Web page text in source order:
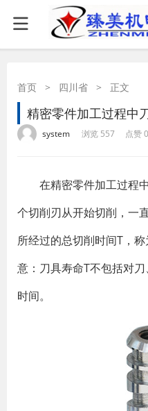
首页 > 四川省 > 正文
精密零件加工过程中
system 浏览 557 点赞 0
在精密零件加工过程
个切削刃从开始切削，一
所经过的总切削时间T，
意：刀具寿命T不包括对
时间。